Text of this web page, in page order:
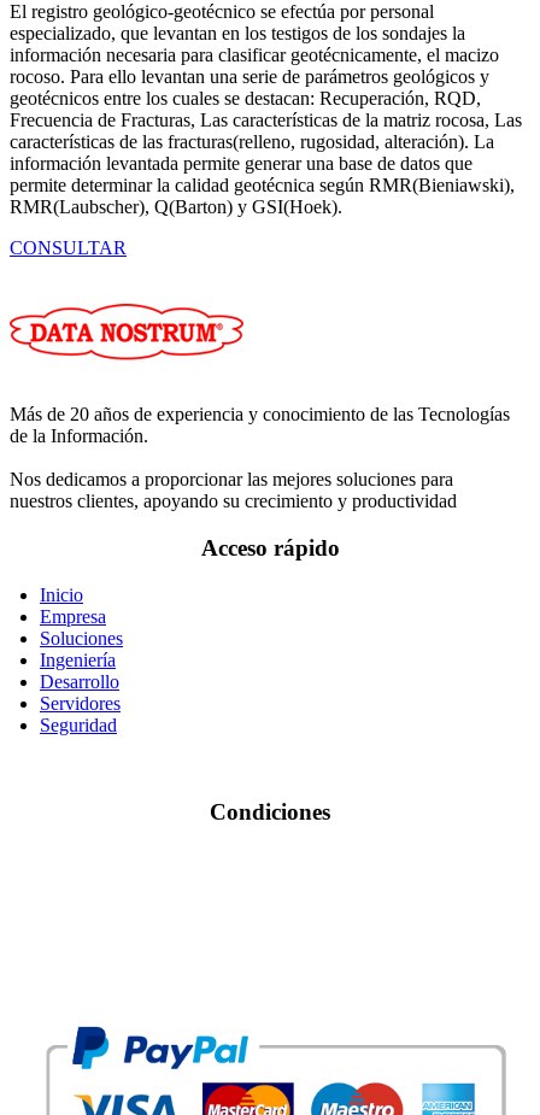
El registro geológico-geotécnico se efectúa por personal
especializado, que levantan en los testigos de los sondajes la
información necesaria para clasificar geotécnicamente, el macizo
rocoso. Para ello levantan una serie de parámetros geológicos y
geotécnicos entre los cuales se destacan: Recuperación, RQD,
Frecuencia de Fracturas, Las características de la matriz rocosa, Las
características de las fracturas(relleno, rugosidad, alteración). La
información levantada permite generar una base de datos que
permite determinar la calidad geotécnica según RMR(Bieniawski),
RMR(Laubscher), Q(Barton) y GSI(Hoek).
CONSULTAR
Más de 20 años de experiencia y conocimiento de las Tecnologías
de la Información.
Nos dedicamos a proporcionar las mejores soluciones para
nuestros clientes, apoyando su crecimiento y productividad
Acceso rápido
Inicio
Empresa
Soluciones
Ingeniería
Desarrollo
Servidores
Seguridad
Condiciones